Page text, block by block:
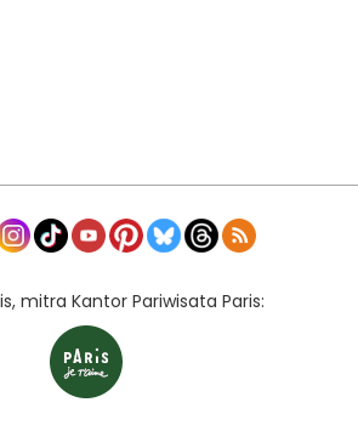
mitra Kantor Pariwisata Paris: